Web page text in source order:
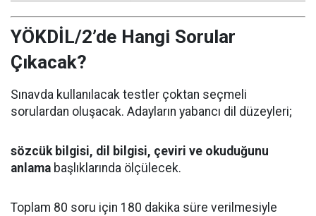
YÖKDİL/2’de Hangi Sorular
Çıkacak?
Sınavda kullanılacak testler çoktan seçmeli
sorulardan oluşacak. Adayların yabancı dil düzeyleri;
sözcük bilgisi, dil bilgisi, çeviri ve okuduğunu
anlama başlıklarında ölçülecek.
Toplam 80 soru için 180 dakika süre verilmesiyle